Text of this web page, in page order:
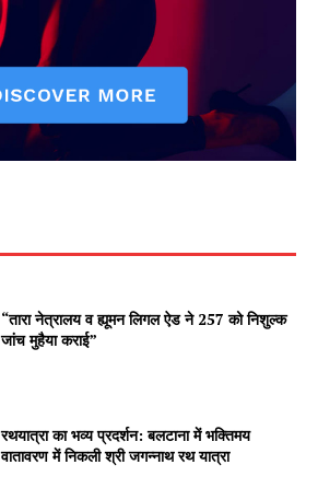
“तारा नेत्रालय व ह्यूमन लिगल ऐड ने 257 को निशुल्क
जांच मुहैया कराई”
रथयात्रा का भव्य प्रदर्शन: बलटाना में भक्तिमय
वातावरण में निकली श्री जगन्नाथ रथ यात्रा